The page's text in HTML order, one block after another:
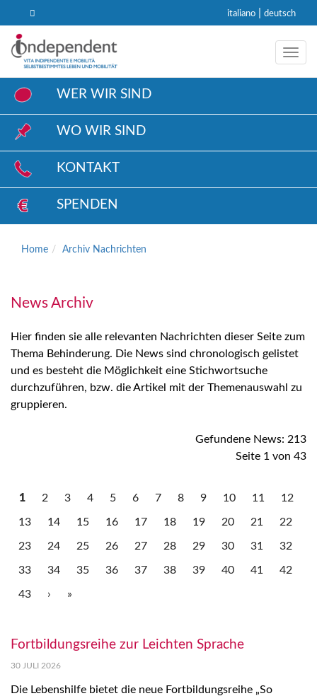
italiano deutsch
WER WIR SIND
WO WIR SIND
KONTAKT
SPENDEN
Home Archiv Nachrichten
News Archiv
Hier finden sie alle relevanten Nachrichten dieser Seite zum
Thema Behinderung. Die News sind chronologisch gelistet
und es besteht die Möglichkeit eine Stichwortsuche
durchzuführen, bzw. die Artikel mit der Themenauswahl zu
gruppieren.
Gefundene News: 213
Seite 1 von 43
1 2 3 4 5 6 7 8 9 10 11 12
13 14 15 16 17 18 19 20 21 22
23 24 25 26 27 28 29 30 31 32
33 34 35 36 37 38 39 40 41 42
43 › »
Fortbildungsreihe zur Leichten Sprache
30 JULI 2026
Die Lebenshilfe bietet die neue Fortbildungsreihe „So